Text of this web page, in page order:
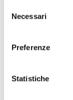
delNecessari
Preferenze
Statistiche
UNITED NATIONS
The
Guide to